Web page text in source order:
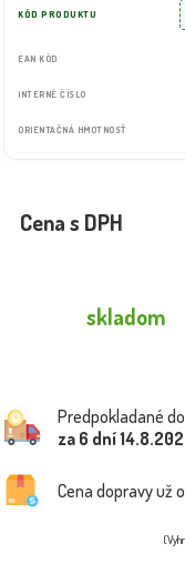
KÓD PRODUKTU
EAN KÓD
INTERNÉ ČÍSLO
ORIENTAČNÁ HMOTNOSŤ
Cena s DPH
skladom
Predpokladané
za 6 dní
Cena dopravy už